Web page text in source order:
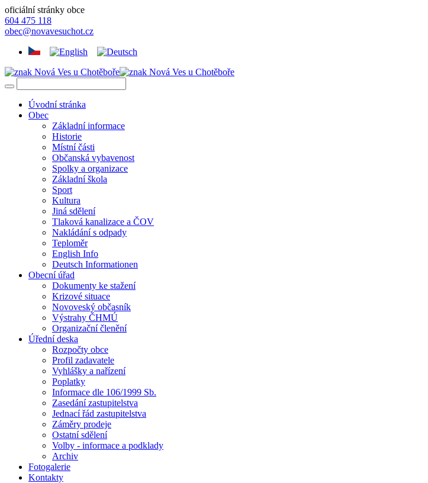
oficiální stránky obce
604 475 118
obec@novavesuchot.cz
Úvodní stránka
Obec
Základní informace
Historie
Místní části
Občanská vybavenost
Spolky a organizace
Základní škola
Sport
Kultura
Jiná sdělení
Tlaková kanalizace a ČOV
Nakládání s odpady
Teploměr
English Info
Deutsch Informationen
Obecní úřad
Dokumenty ke stažení
Krizové situace
Novoveský občasník
Výstrahy ČHMÚ
Organizační členění
Úřední deska
Rozpočty obce
Profil zadavatele
Vyhlášky a nařízení
Poplatky
Informace dle 106/1999 Sb.
Zasedání zastupitelstva
Jednací řád zastupitelstva
Záměry prodeje
Ostatní sdělení
Volby - informace a podklady
Archiv
Fotogalerie
Kontakty